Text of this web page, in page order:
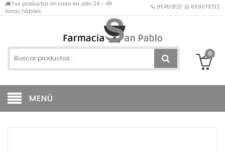
Tus productos en casa en sólo 24 - 48
horas hábiles
954519121 669079732
0
MENÚ